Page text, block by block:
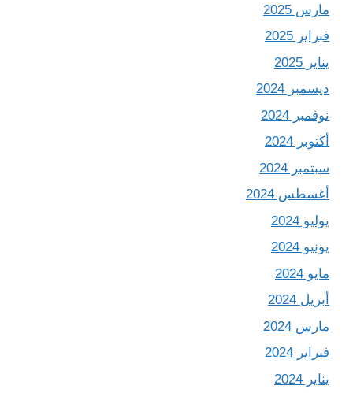
مارس 2025
فبراير 2025
يناير 2025
ديسمبر 2024
نوفمبر 2024
أكتوبر 2024
سبتمبر 2024
أغسطس 2024
يوليو 2024
يونيو 2024
مايو 2024
أبريل 2024
مارس 2024
فبراير 2024
يناير 2024